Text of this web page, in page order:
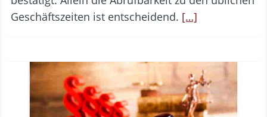
Geschäftszeiten ist entscheidend. […]